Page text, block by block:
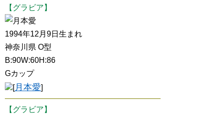
【グラビア】
月本愛
1994年12月9日生まれ
神奈川県 O型
B:90W:60H:86
Gカップ
[月本愛]
【グラビア】